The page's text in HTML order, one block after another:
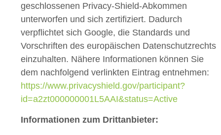
geschlossenen Privacy-Shield-Abkommen
unterworfen und sich zertifiziert. Dadurch
verpflichtet sich Google, die Standards und
Vorschriften des europäischen Datenschutzrechts
einzuhalten. Nähere Informationen können Sie
dem nachfolgend verlinkten Eintrag entnehmen:
https://www.privacyshield.gov/participant?
id=a2zt000000001L5AAI&status=Active
Informationen zum Drittanbieter: